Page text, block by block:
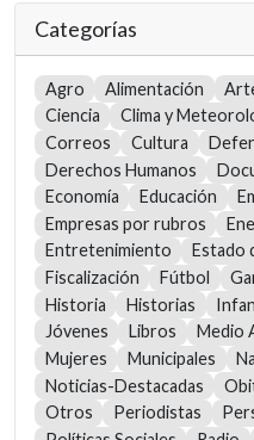
Categorías
Agro Alimentación
Ciencia
Clima y
Correos
Cultura
Derechos Humanos
Economía
Educación
Empresas por rubros
Entretenimiento
Estado
Fiscalización
Fútbol
Historia
Historias
Jóvenes
Libros Medio
Mujeres
Municipales
Noticias-Destacadas
Otros
Periodistas